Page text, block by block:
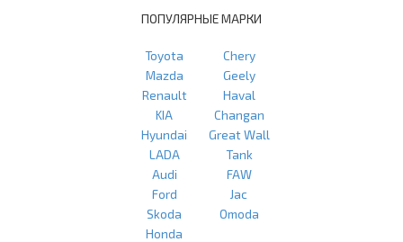
ПОПУЛЯРНЫЕ МАРКИ
Toyota
Mazda
Renault
KIA
Hyundai
LADA
Audi
Ford
Skoda
Honda
Chery
Geely
Haval
Changan
Great Wall
Tank
FAW
Jac
Omoda